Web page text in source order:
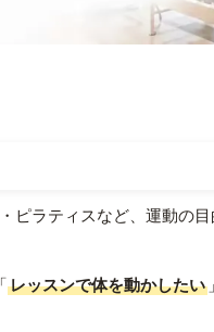
ピラティスなど、運動の
レッスンで体を動かしたい